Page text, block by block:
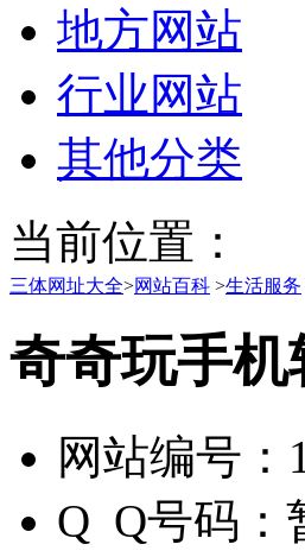
地方网站
行业网站
其他分类
当前位置：
三体网址大全>网站百科 >生活服务
奇奇玩手机
网站编号：
Q Q号码：